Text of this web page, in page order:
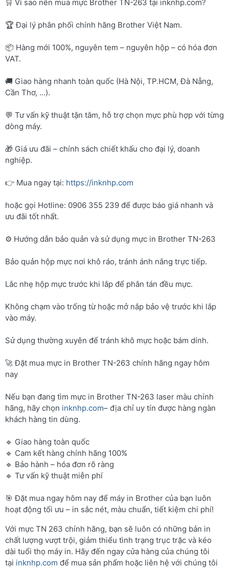
🛒 Vì sao nên mua mực Brother TN-263 tại inknhp.com?
🏆 Đại lý phân phối chính hãng Brother Việt Nam.
📦 Hàng mới 100%, nguyên tem – nguyên hộp – có hóa đơn
VAT.
🚚 Giao hàng nhanh toàn quốc (Hà Nội, TP.HCM, Đà Nẵng,
Cần Thơ, …).
💬 Tư vấn kỹ thuật tận tâm, hỗ trợ chọn mực phù hợp với từng
dòng máy.
🎁 Giá ưu đãi – chính sách chiết khấu cho đại lý, doanh
nghiệp.
👉 Mua ngay tại: https://inknhp.com
hoặc gọi Hotline: 0906 355 239 để được báo giá nhanh và
ưu đãi tốt nhất.
⚙️ Hướng dẫn bảo quản và sử dụng mực in Brother TN-263
Bảo quản hộp mực nơi khô ráo, tránh ánh nắng trực tiếp.
Lắc nhẹ hộp mực trước khi lắp để phân tán đều mực.
Không chạm vào trống từ hoặc mở nắp bảo vệ trước khi lắp
vào máy.
Sử dụng thường xuyên để tránh khô mực hoặc bám dính.
🚀 Đặt mua mực in Brother TN-263 chính hãng ngay hôm
nay
Nếu bạn đang tìm mực in Brother TN-263 laser màu chính
hãng, hãy chọn inknhp.com– địa chỉ uy tín được hàng ngàn
khách hàng tin dùng.
🔹 Giao hàng toàn quốc
🔹 Cam kết hàng chính hãng 100%
🔹 Bảo hành – hóa đơn rõ ràng
🔹 Tư vấn kỹ thuật miễn phí
🎯 Đặt mua ngay hôm nay để máy in Brother của bạn luôn
hoạt động tối ưu – in sắc nét, màu chuẩn, tiết kiệm chi phí!
Với mực TN 263 chính hãng, bạn sẽ luôn có những bản in
chất lượng vượt trội, giảm thiểu tình trạng trục trặc và kéo
dài tuổi thọ máy in. Hãy đến ngay cửa hàng của chúng tôi
tại inknhp.com để mua sản phẩm hoặc liên hệ với chúng tôi